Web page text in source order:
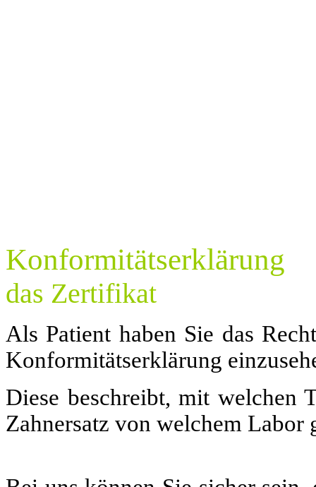
Konformitätserklärung
das Zertifikat
Als Patient haben Sie das
Konformitätserklärung
Diese beschreibt, mit welchen
Zahnersatz von welchem Labor